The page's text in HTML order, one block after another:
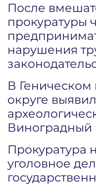
После
прокуратуры
нарушения
В
округе
Виноградный
Прокуратура
уголовное